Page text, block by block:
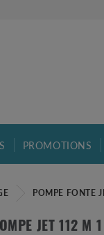
PROMOTIONS
POMPE FONTE
JET 112 M